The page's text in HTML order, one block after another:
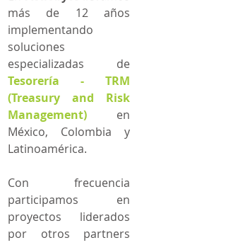
más de 12 años
implementando
soluciones
Tesorería - TRM
(Treasury and Risk
Management) en
México, Colombia y
Latinoamérica.
Con frecuencia
participamos en
proyectos liderados
por otros partners